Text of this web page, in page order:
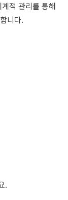
적 관리를 통해
니다.
.